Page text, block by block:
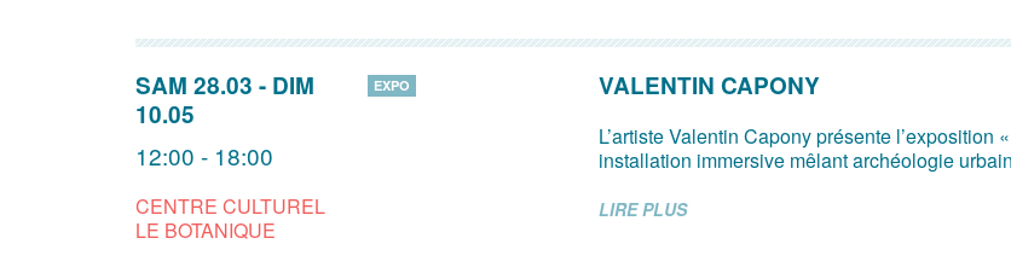
SAM 28.03 - DIM
10.05
12:00 - 18:00
CENTRE CULTUREL
LE BOTANIQUE
EXPO VALENTIN CAPONY
L’artiste Valentin Capony présente l’exposition
installation immersive mêlant archéologie
LIRE PLUS